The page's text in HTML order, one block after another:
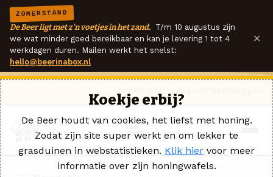
ZOMERSTAND
De Beer ligt met z'n voetjes in het zand. T/m 10 augustus zijn
we wat minder goed bereikbaar en kan je levering 1 tot 4
werkdagen duren. Mailen werkt het snelst:
hello@beerinabox.nl
×
Koekje erbij?
De Beer houdt van cookies, het liefst met honing.
Zodat zijn site super werkt en om lekker te
grasduinen in webstatistieken. Klik hier voor meer
informatie over zijn honingwafels.